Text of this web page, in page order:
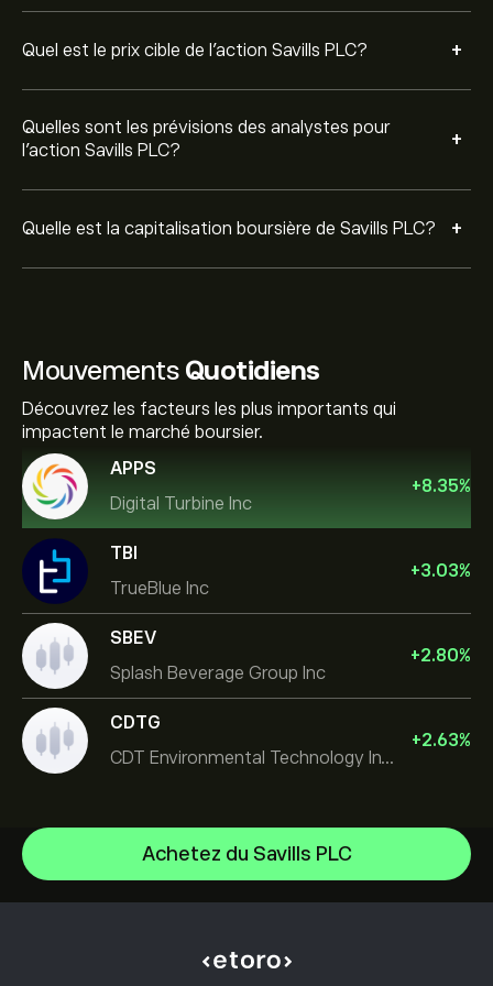
Quel est le prix cible de l'action Savills PLC? +
Quelles sont les prévisions des analystes pour
l'action Savills PLC?
+
Quelle est la capitalisation boursière de Savills PLC? +
Mouvements Quotidiens
Découvrez les facteurs les plus importants qui
impactent le marché boursier.
APPS
Digital Turbine Inc
+8.35%
TBI
TrueBlue Inc
+3.03%
SBEV
Splash Beverage Group Inc
+2.80%
CDTG
CDT Environmental Technology Investment Holdings L
+2.63%
Achetez du Savills PLC
Micron Technology, Inc.
JPMorgan Chase & Co
Centre d’aide
Comment effectuer un retrait
Comment fonctionne le CopyTrading